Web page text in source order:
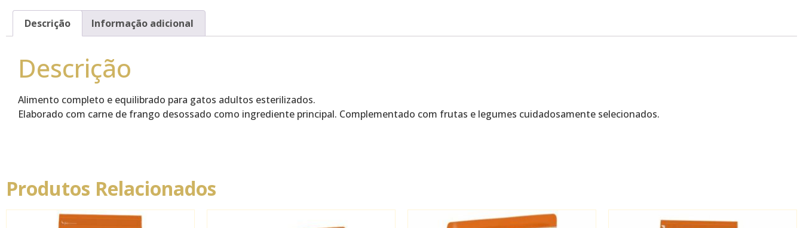
Descrição Informação adicional
Descrição
Alimento completo e equilibrado para gatos adultos esterilizados.
Elaborado com carne de frango desossado como ingrediente principal. Complementado com frutas e legumes cuidadosamente selecionados.
Produtos Relacionados